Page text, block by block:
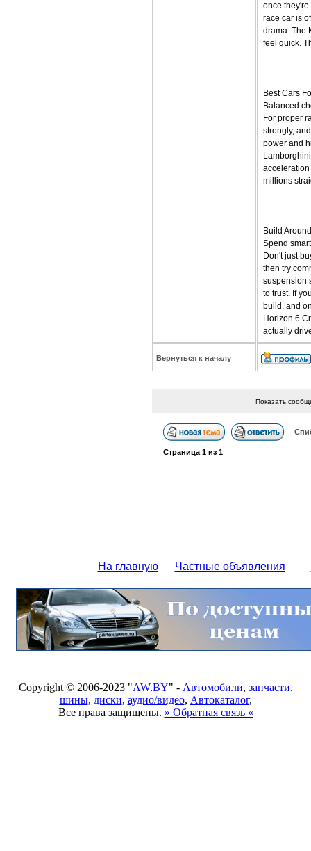
once
race car is
drama. The
feel quick.
Best Cars
Balanced
For proper
strongly,
power and
acceleration
millions
Build
Spend
Don't just
then try
suspension
to trust. If
build, and
Horizon 6
actually
Вернуться к началу
Показать
Страница 1из 1
На главную Частные объявления
Copyright © 2006-2023 "AW.BY" - Автомобили, запчасти,
шины, диски, аудио/видео, Автокаталог,
Все права защищены. » Обратная связь «